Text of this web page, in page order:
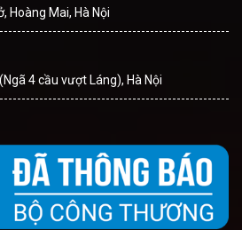
Hoàng Mai, Hà Nội
4 cầu vượt Láng), Hà Nội